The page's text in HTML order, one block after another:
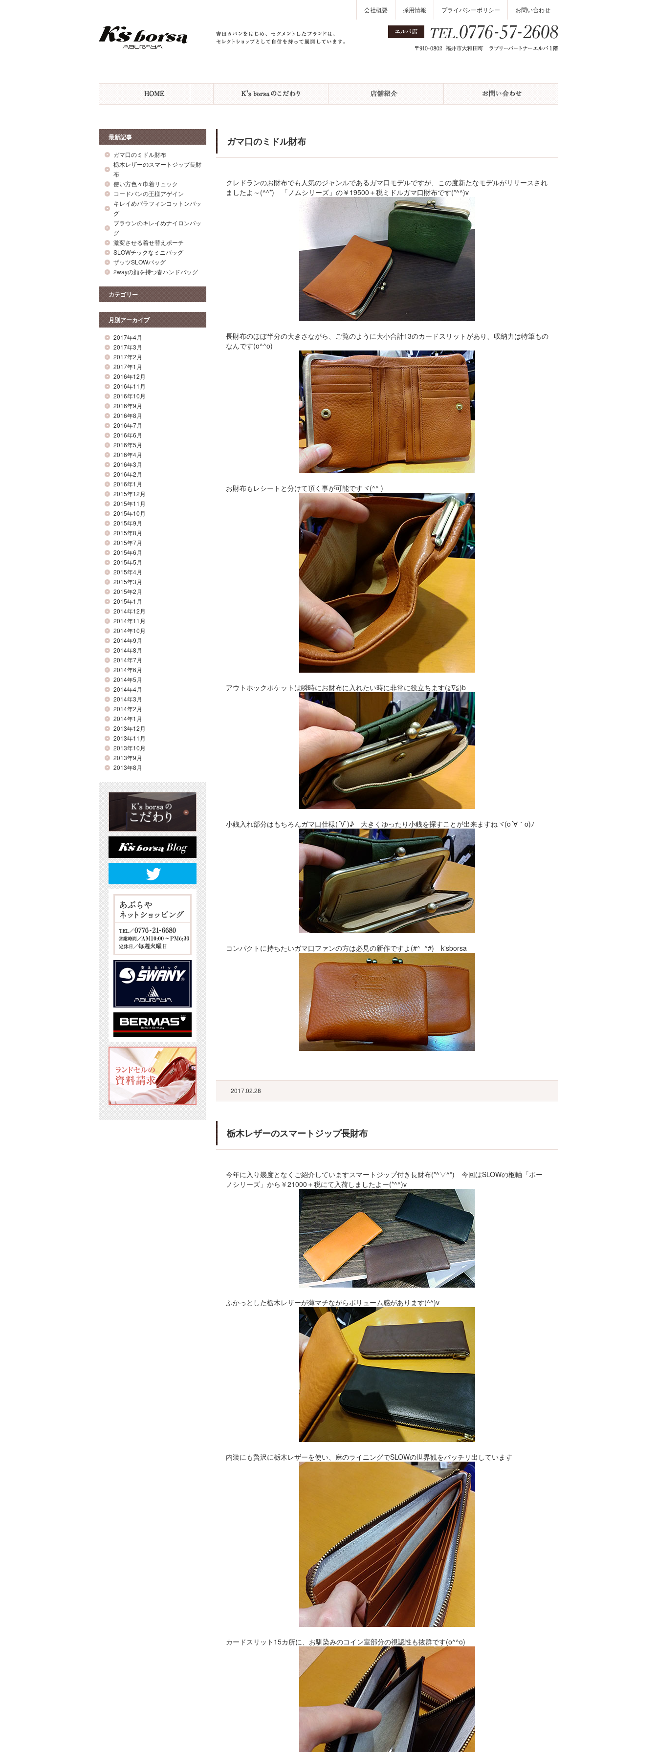
会社概要 採用情報 プライバシーポリシー お問い合わせ
最新記事
ガマ口のミドル財布
栃木レザーのスマートジップ長財
布
使い方色々巾着リュック
コードバンの王様アゲイン
キレイめパラフィンコットンバッ
グ
ブラウンのキレイめナイロンバッ
グ
激変させる着せ替えポーチ
SLOWチックなミニバッグ
ザッツSLOWバッグ
2wayの顔を持つ春ハンドバッグ
カテゴリー
月別アーカイブ
2017年4月
2017年3月
2017年2月
2017年1月
2016年12月
2016年11月
2016年10月
2016年9月
2016年8月
2016年7月
2016年6月
2016年5月
2016年4月
2016年3月
2016年2月
2016年1月
2015年12月
2015年11月
2015年10月
2015年9月
2015年8月
2015年7月
2015年6月
2015年5月
2015年4月
2015年3月
2015年2月
2015年1月
2014年12月
2014年11月
2014年10月
2014年9月
2014年8月
2014年7月
2014年6月
2014年5月
2014年4月
2014年3月
2014年2月
2014年1月
2013年12月
2013年11月
2013年10月
2013年9月
2013年8月
ガマ口のミドル財布
クレドランのお財布でも人気のジャンルであるガマ口モデルですが、この度新たなモデルがリリースされ
ましたよ～(^^*) 「ノムシリーズ」の￥19500＋税ミドルガマ口財布です(*^^)v
長財布のほぼ半分の大きさながら、ご覧のように大小合計13のカードスリットがあり、収納力は特筆もの
なんです(o^^o)
お財布もレシートと分けて頂く事が可能ですヾ(^^ )
アウトホックポケットは瞬時にお財布に入れたい時に非常に役立ちます(≧∇≦)b
小銭入れ部分はもちろんガマ口仕様(´V`)♪ 大きくゆったり小銭を探すことが出来ますねヾ(o´∀｀o)ﾉ
コンパクトに持ちたいガマ口ファンの方は必見の新作ですよ(#^_^#) k'sborsa
2017.02.28
栃木レザーのスマートジップ長財布
今年に入り幾度となくご紹介していますスマートジップ付き長財布(*^▽^*) 今回はSLOWの枢軸「ボー
ノシリーズ」から￥21000＋税にて入荷しましたよー(*^^)v
ふかっとした栃木レザーが薄マチながらボリューム感があります(^^)v
内装にも贅沢に栃木レザーを使い、麻のライニングでSLOWの世界観をバッチリ出しています
カードスリット15カ所に、お馴染みのコイン室部分の視認性も抜群です(o^^o)